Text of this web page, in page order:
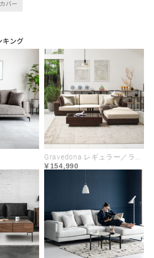
でありながら、品の良い風合い
着いた色味を厳選し、しわに
久性に優れた生地を採用してい
バー
キング
Gravedona レギュラー／ラージサイズ
154,990